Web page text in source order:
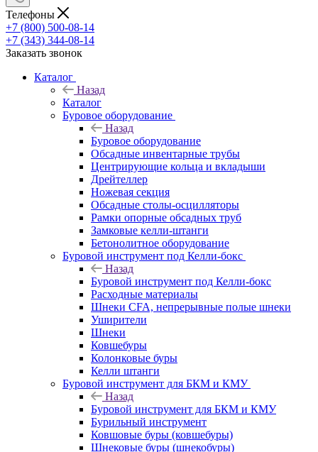
Телефоны
+7 (800) 500-08-14
+7 (343) 344-08-14
Заказать звонок
Каталог
Назад
Каталог
Буровое оборудование
Назад
Буровое оборудование
Обсадные инвентарные трубы
Центрирующие кольца и вкладыши
Дрейтеллер
Ножевая секция
Обсадные столы-осцилляторы
Рамки опорные обсадных труб
Замковые келли-штанги
Бетонолитное оборудование
Буровой инструмент под Келли-бокс
Назад
Буровой инструмент под Келли-бокс
Расходные материалы
Шнеки CFA, непрерывные полые шнеки
Уширители
Шнеки
Ковшебуры
Колонковые буры
Келли штанги
Буровой инструмент для БКМ и КМУ
Назад
Буровой инструмент для БКМ и КМУ
Бурильный инструмент
Ковшовые буры (ковшебуры)
Шнековые буры (шнекобуры)